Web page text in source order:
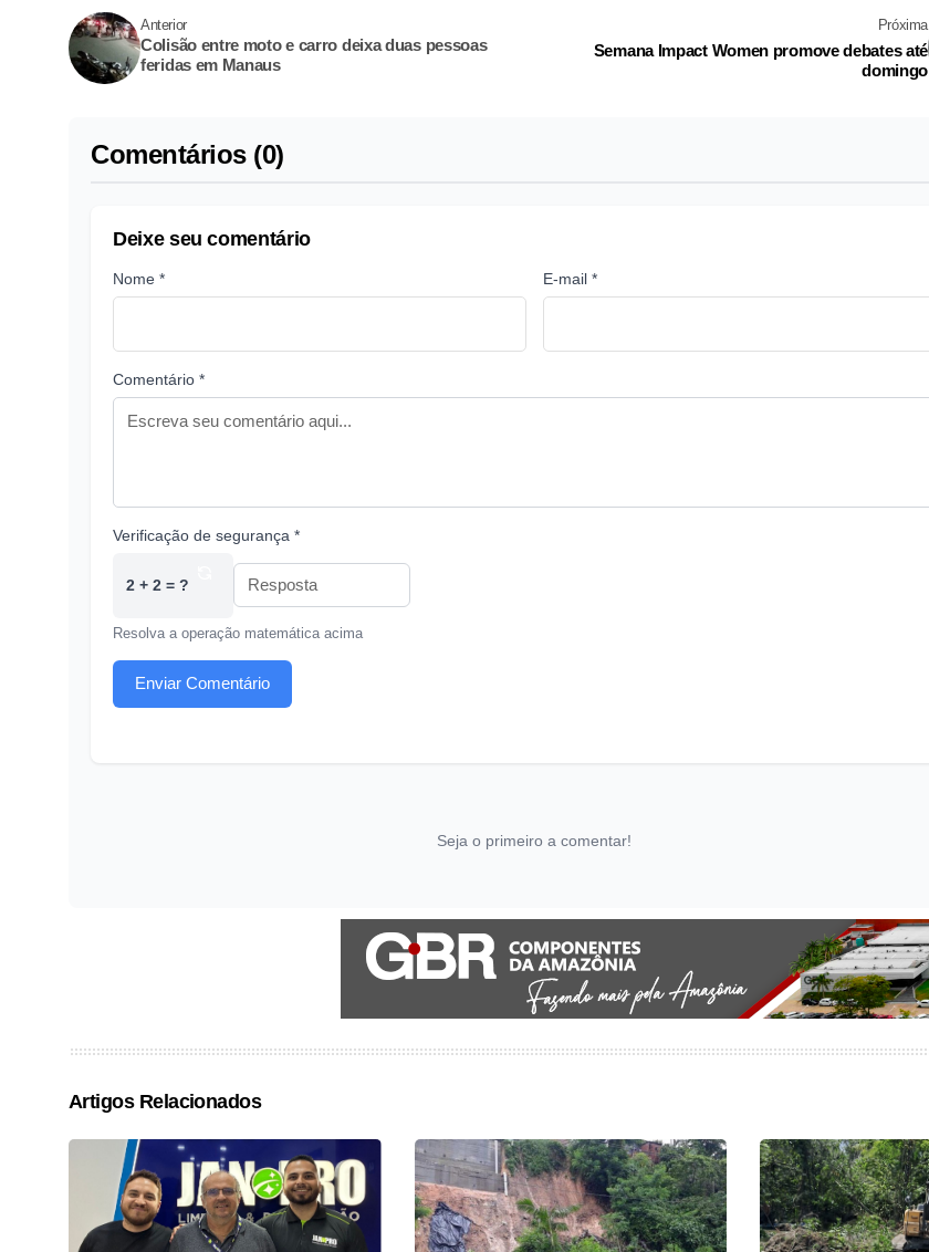
Anterior
Colisão entre moto e carro deixa duas pessoas
feridas em Manaus
Próxima
Semana Impact Women promove debates até
domingo
Comentários (0)
Deixe seu comentário
Nome * E-mail *
Comentário *
Verificação de segurança *
2 + 2 = ?
Resolva a operação matemática acima
Enviar Comentário
Seja o primeiro a comentar!
Artigos Relacionados